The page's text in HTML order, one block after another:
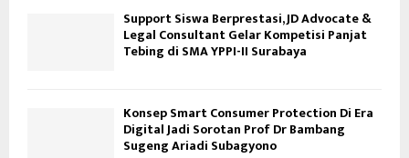
Support Siswa Berprestasi, JD Advocate &
Legal Consultant Gelar Kompetisi Panjat
Tebing di SMA YPPI-II Surabaya
Konsep Smart Consumer Protection Di Era
Digital Jadi Sorotan Prof Dr Bambang
Sugeng Ariadi Subagyono